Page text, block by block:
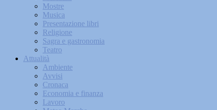
Mostre
Musica
Presentazione libri
Religione
Sagra e gastronomia
Teatro
Attualità
Ambiente
Avvisi
Cronaca
Economia e finanza
Lavoro